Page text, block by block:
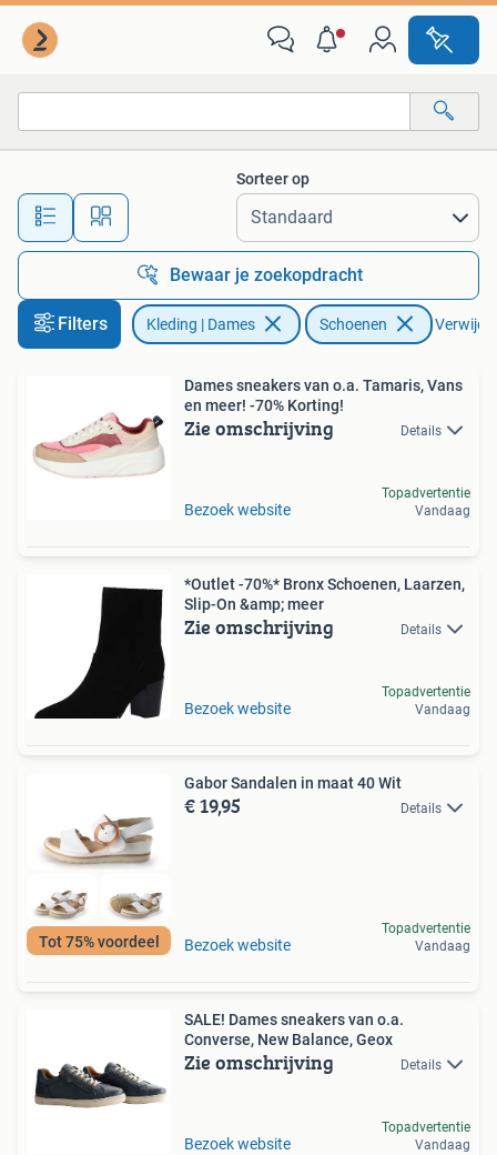
Alle afstanden…
Sorteer op
Bewaar je zoekopdracht
Filters Kleding | Dames Schoenen
Dames sneakers van o.a. Tamaris, Vans
en meer! -70% Korting!
Zie omschrijving Details
Bezoek website
Topadvertentie
Vandaag
*Outlet -70%* Bronx Schoenen, Laarzen,
Slip-On &amp; meer
Zie omschrijving Details
Bezoek website
Topadvertentie
Vandaag
Tot 75% voordeel
Gabor Sandalen in maat 40 Wit
€ 19,95 Details
Bezoek website
Topadvertentie
Vandaag
SALE! Dames sneakers van o.a.
Converse, New Balance, Geox
Zie omschrijving Details
Bezoek website
Topadvertentie
Vandaag